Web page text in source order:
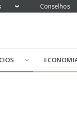
Conselhos